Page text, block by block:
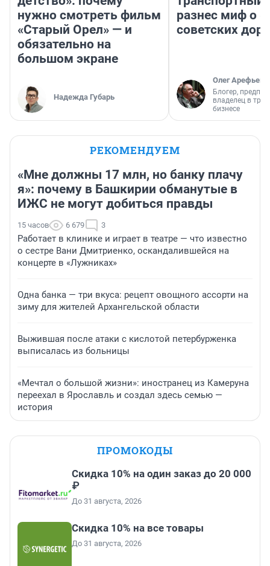
нужно смотреть фильм
«Старый Орел» — и
обязательно на
большом экране
Надежда Губарь
разнес миф о
советских
Олег Арефьев
Блогер,
владелец в
бизнесе
РЕКОМЕНДУЕМ
«Мне должны 17 млн, но банку плачу
я»: почему в Башкирии обманутые в
ИЖС не могут добиться правды
15 часов 6 679 3
Работает в клинике и играет в театре — что известно
о сестре Вани Дмитриенко, оскандалившейся на
концерте в «Лужниках»
Одна банка — три вкуса: рецепт овощного ассорти на
зиму для жителей Архангельской области
Выжившая после атаки с кислотой петербурженка
выписалась из больницы
«Мечтал о большой жизни»: иностранец из Камеруна
переехал в Ярославль и создал здесь семью —
история
ПРОМОКОДЫ
Скидка 10% на один заказ до 20 000
₽
До 31 августа, 2026
Скидка 10% на все товары
До 31 августа, 2026